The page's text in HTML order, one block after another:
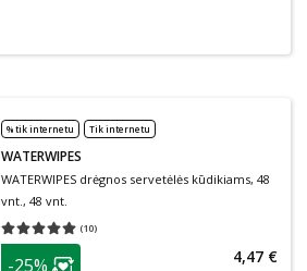
% tik internetu Tik internetu
WATERWIPES
WATERWIPES drėgnos servetėlės kūdikiams, 48
vnt., 48 vnt.
(10)
Vidutinis įvertinimas 5.00
patarimas
-25% 4,47 €